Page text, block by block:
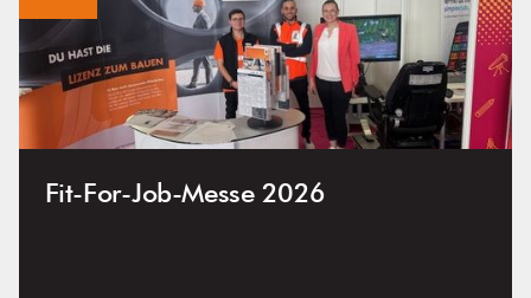
Fit-For-Job-Messe 2026